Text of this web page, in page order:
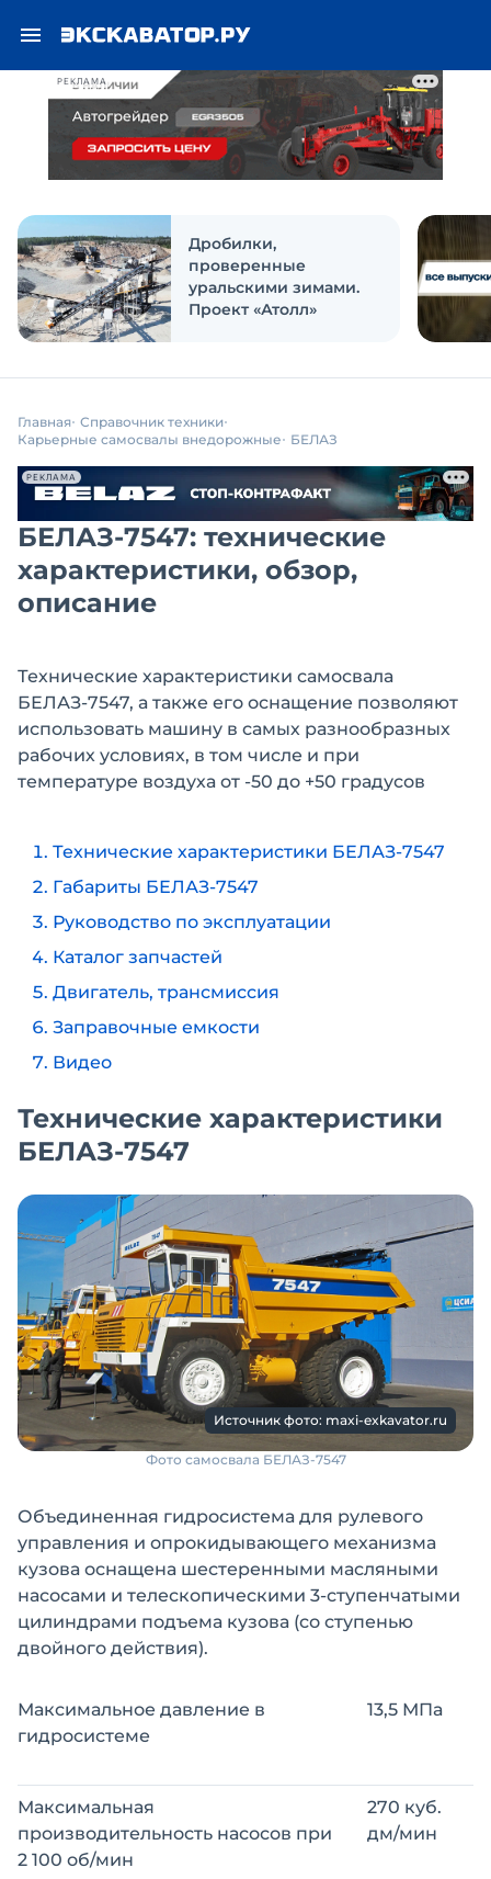
РЕКЛАМА
Дробилки,
проверенные
уральскими зимами.
Проект «Атолл»
Главная Справочник техники
Карьерные самосвалы внедорожные
БЕЛАЗ
РЕКЛАМА
БЕЛАЗ-7547: технические
характеристики, обзор,
описание
Технические характеристики самосвала
БЕЛАЗ-7547, а также его оснащение позволяют
использовать машину в самых разнообразных
рабочих условиях, в том числе и при
температуре воздуха от -50 до +50 градусов
Технические характеристики БЕЛАЗ-7547
Габариты БЕЛАЗ-7547
Руководство по эксплуатации
Каталог запчастей
Двигатель, трансмиссия
Заправочные емкости
Видео
Технические характеристики
БЕЛАЗ-7547
Источник фото: maxi-exkavator.ru
Фото самосвала БЕЛАЗ-7547
Объединенная гидросистема для рулевого
управления и опрокидывающего механизма
кузова оснащена шестеренными масляными
насосами и телескопическими 3-ступенчатыми
цилиндрами подъема кузова (со ступенью
двойного действия).
Максимальное давление в
гидросистеме
13,5 МПа
Максимальная
производительность насосов при
2 100 об/мин
270 куб.
дм/мин